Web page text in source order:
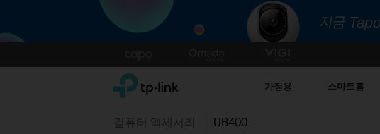
to
TP-Link, Reliably Smart 가정용 스마트홈
컴퓨터 액세서리 UB400